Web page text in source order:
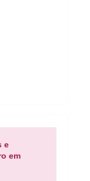
e
em